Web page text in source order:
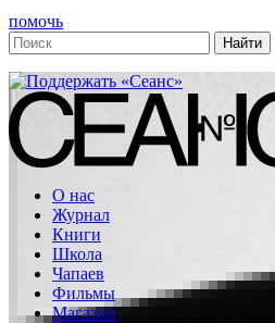
помочь
О нас
Журнал
Книги
Школа
Чапаев
Фильмы
Магазин